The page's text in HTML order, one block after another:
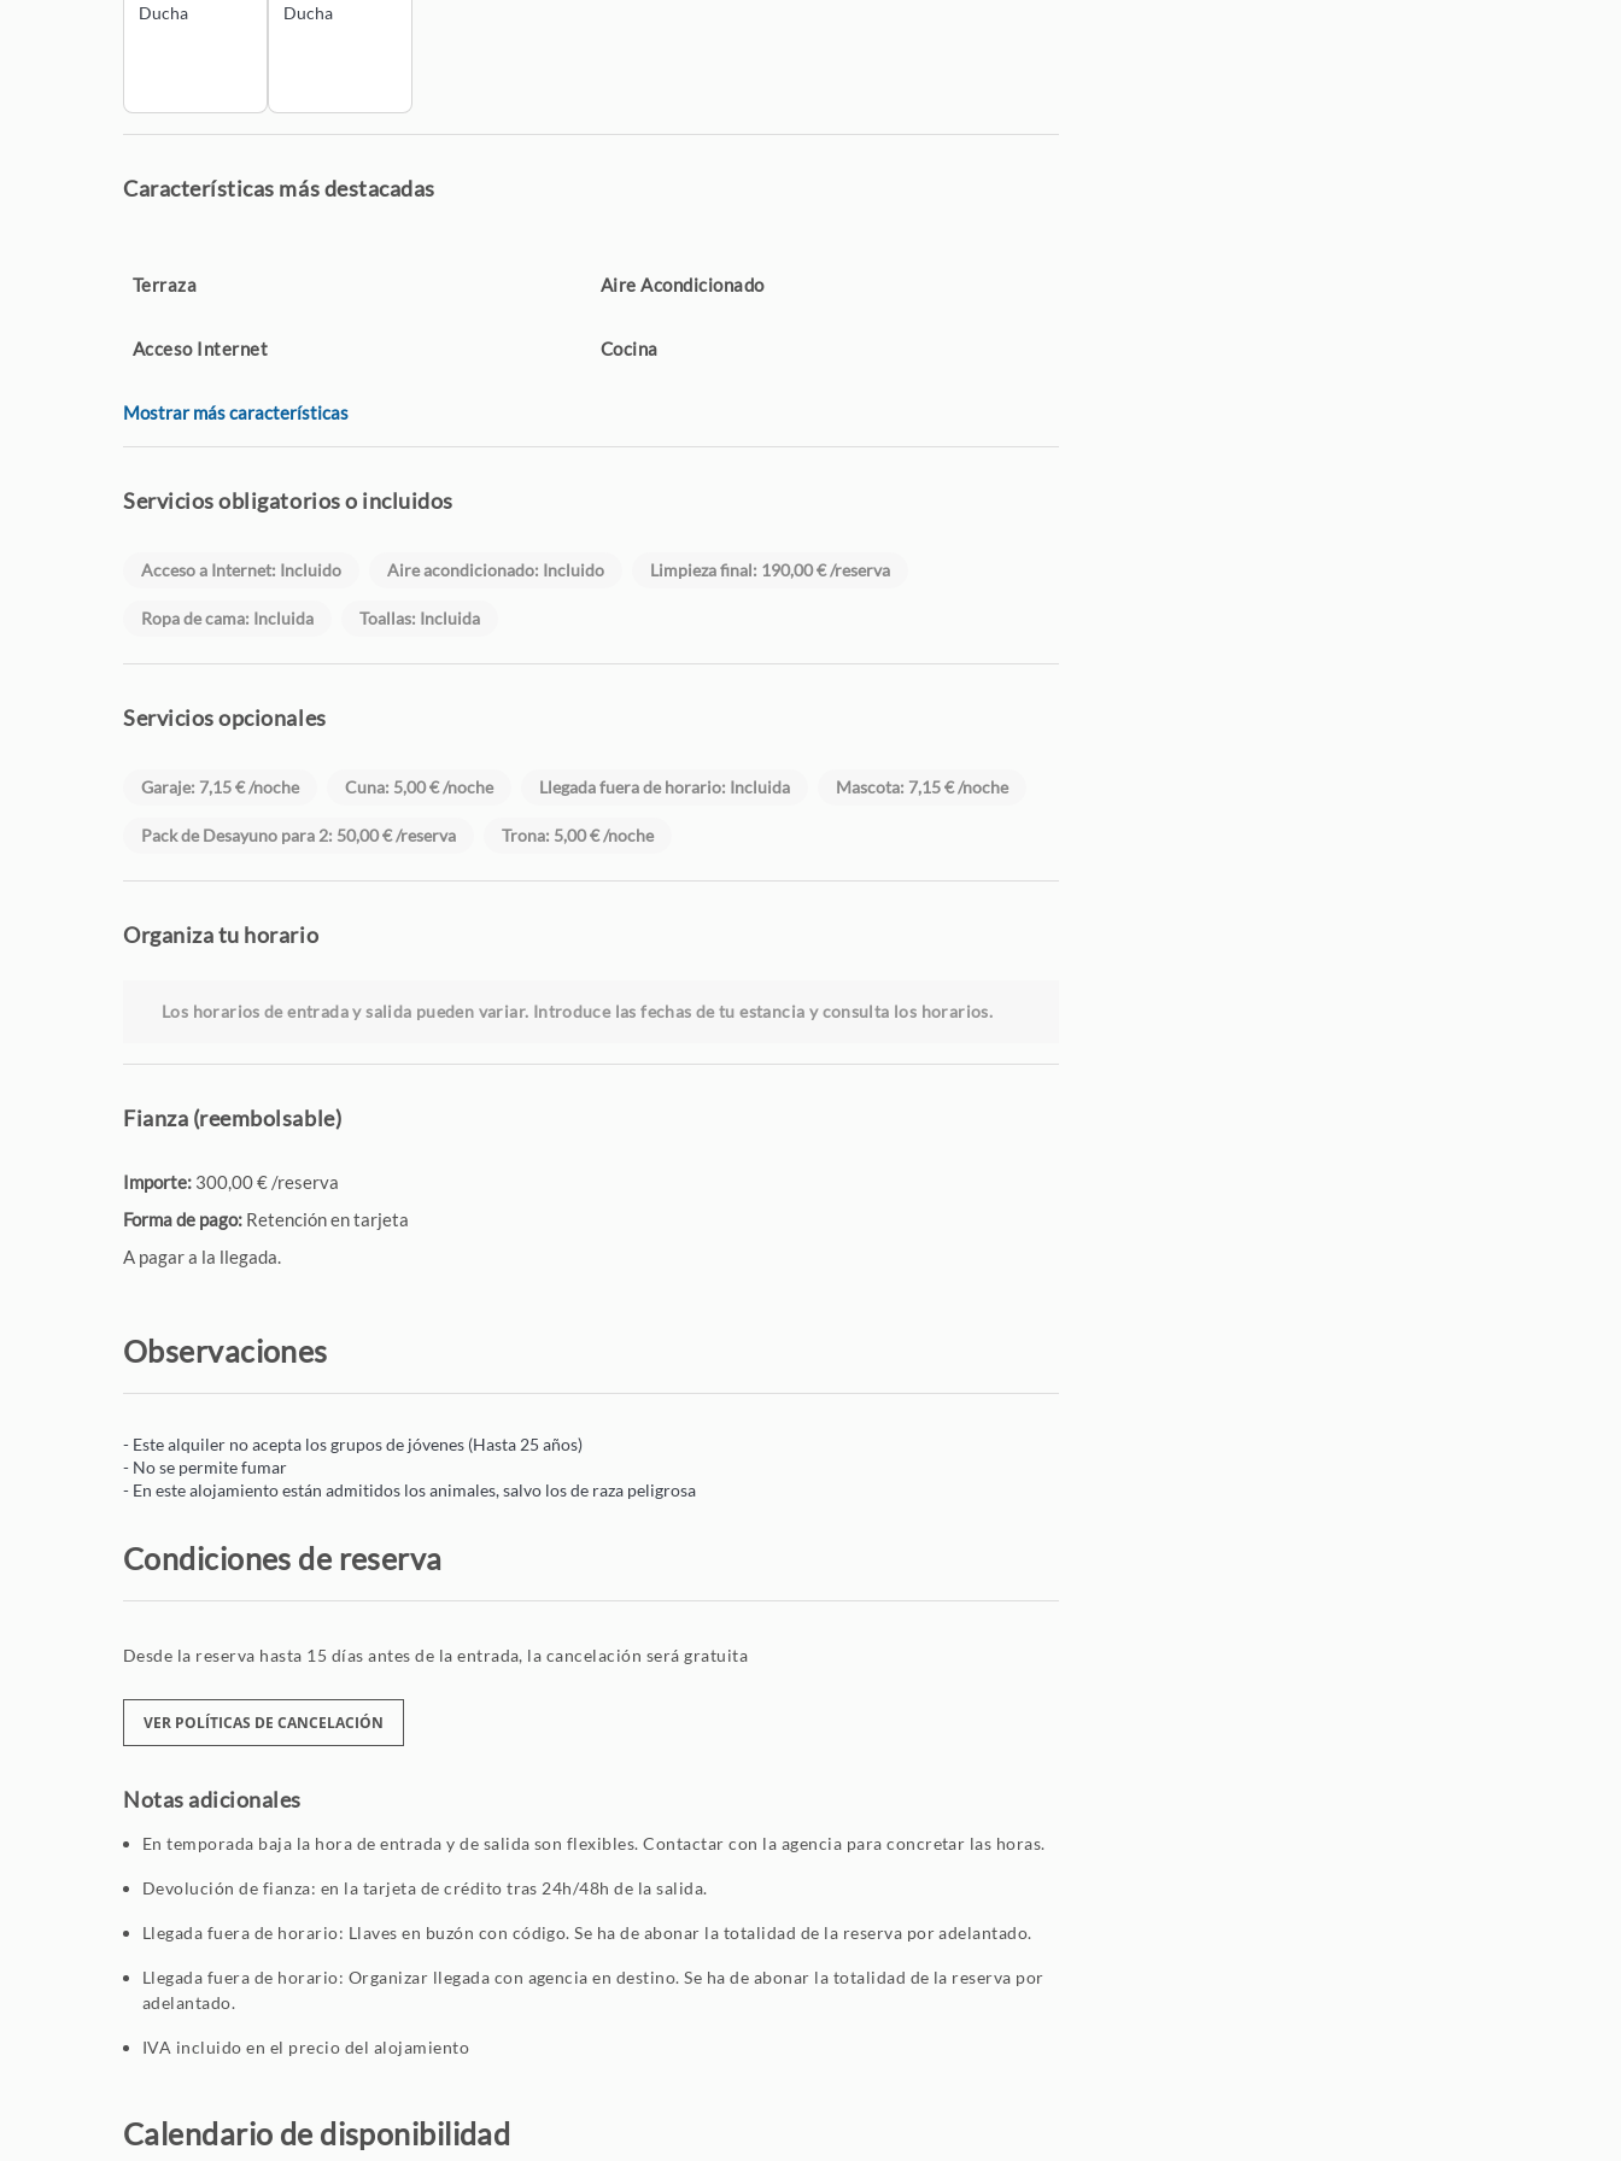
Ducha Ducha
Características más destacadas
Terraza Aire Acondicionado
Acceso Internet Cocina
Mostrar más características
Servicios obligatorios o incluidos
Acceso a Internet: Incluido Aire acondicionado: Incluido Limpieza final: 190,00 € /reserva
Ropa de cama: Incluida Toallas: Incluida
Servicios opcionales
Garaje: 7,15 € /noche Cuna: 5,00 € /noche Llegada fuera de horario: Incluida Mascota: 7,15 € /noche
Pack de Desayuno para 2: 50,00 € /reserva Trona: 5,00 € /noche
Organiza tu horario
Los horarios de entrada y salida pueden variar. Introduce las fechas de tu estancia y consulta los horarios.
Fianza (reembolsable)
Importe: 300,00 € /reserva
Forma de pago: Retención en tarjeta
A pagar a la llegada.
Observaciones
- Este alquiler no acepta los grupos de jóvenes (Hasta 25 años)
- No se permite fumar
- En este alojamiento están admitidos los animales, salvo los de raza peligrosa
Condiciones de reserva
Desde la reserva hasta 15 días antes de la entrada, la cancelación será gratuita
VER POLÍTICAS DE CANCELACIÓN
Notas adicionales
En temporada baja la hora de entrada y de salida son flexibles. Contactar con la agencia para concretar las horas.
Devolución de fianza: en la tarjeta de crédito tras 24h/48h de la salida.
Llegada fuera de horario: Llaves en buzón con código. Se ha de abonar la totalidad de la reserva por adelantado.
Llegada fuera de horario: Organizar llegada con agencia en destino. Se ha de abonar la totalidad de la reserva por
adelantado.
IVA incluido en el precio del alojamiento
Calendario de disponibilidad